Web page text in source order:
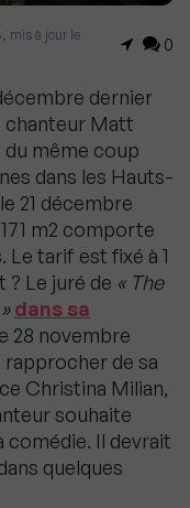
mis à jour le
0
dernier
chanteur Matt
même coup
dans les Hauts-
21 décembre
m2 comporte
tarif est fixé à 1
? Le juré de « The
dans sa
28 novembre
rapprocher de sa
Christina Milian,
souhaite
comédie. Il devrait
quelques